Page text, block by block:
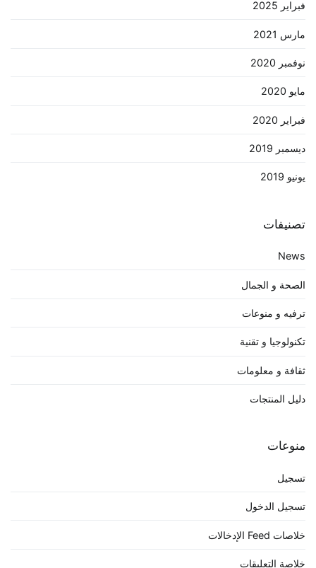
فبراير 2025
مارس 2021
نوفمبر 2020
مايو 2020
فبراير 2020
ديسمبر 2019
يونيو 2019
تصنيفات
News
الصحة و الجمال
ترفيه و منوعات
تكنولوجيا و تقنية
ثقافة و معلومات
دليل المنتجات
منوعات
تسجيل
تسجيل الدخول
خلاصات Feed الإدخالات
خلاصة التعليقات